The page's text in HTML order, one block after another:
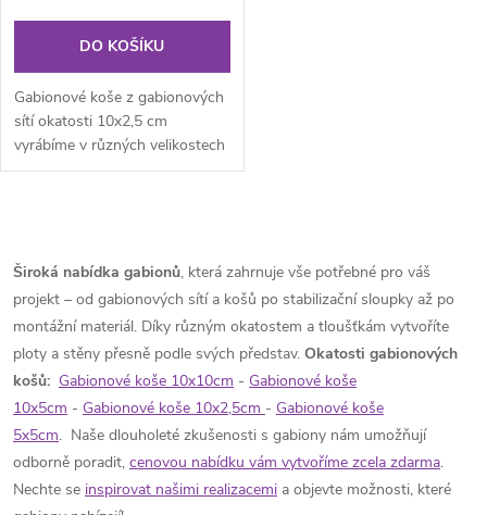
DO KOŠÍKU
Gabionové koše z gabionových
sítí okatosti 10x2,5 cm
vyrábíme v různých velikostech
podle individuálních
v
l
á
d
a
c
Široká nabídka gabionů, která zahrnuje vše potřebné pro váš
projekt – od gabionových sítí a košů po stabilizační sloupky až po
montážní materiál. Díky různým okatostem a tloušťkám vytvoříte
ploty a stěny přesně podle svých představ. Okatosti gabionových
košů: Gabionové koše 10x10cm - Gabionové koše
10x5cm - Gabionové koše 10x2,5cm - Gabionové koše
5x5cm. Naše dlouholeté zkušenosti s gabiony nám umožňují
odborně poradit, cenovou nabídku vám vytvoříme zcela zdarma.
Nechte se inspirovat našimi realizacemi a objevte možnosti, které